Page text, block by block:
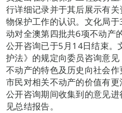
行详细记录并于其后展示有
物保护工作的认识。文化局
动对全澳第四批共6项不动产
公开咨询已于5月14日结束。
护法》的规定向委员咨询意
不动产的特色及历史向社会
市民对相关不动产的价值有
公开咨询期间收集到的意见
见总结报告。